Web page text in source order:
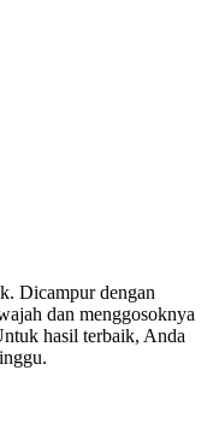
Dicampur dengan
dan menggosoknya
hasil terbaik, Anda